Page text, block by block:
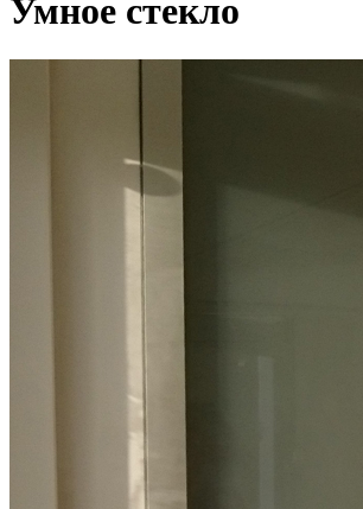
Умное стекло